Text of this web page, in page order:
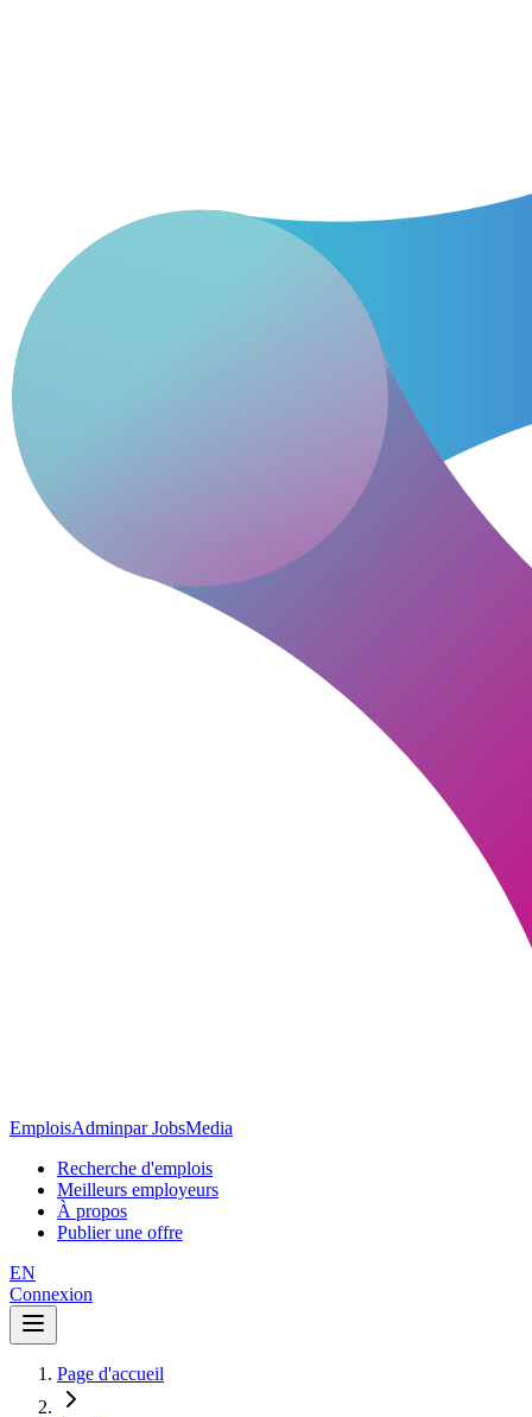
EmploisAdminpar JobsMedia
Recherche d'emplois
Meilleurs employeurs
À propos
Publier une offre
EN
Connexion
Page d'accueil